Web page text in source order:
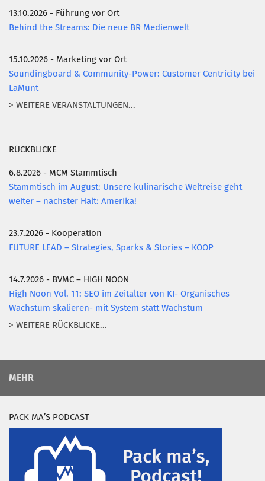
13.10.2026 - Führung vor Ort
Behind the Streams: Die neue BR Medienwelt
15.10.2026 - Marketing vor Ort
Soundingboard & Community-Power: Customer Centricity bei
LaMunt
> WEITERE VERANSTALTUNGEN...
RÜCKBLICKE
6.8.2026 - MCM Stammtisch
Stammtisch im August: Unsere kulinarische Weltreise geht
weiter – nächster Halt: Amerika!
23.7.2026 - Kooperation
FUTURE LEAD – Strategies, Sparks & Stories – KOOP
14.7.2026 - BVMC – HIGH NOON
High Noon Vol. 11: SEO im Zeitalter von KI- Organisches
Wachstum skalieren- mit System statt Wachstum
> WEITERE RÜCKBLICKE...
MEHR
PACK MA’S PODCAST